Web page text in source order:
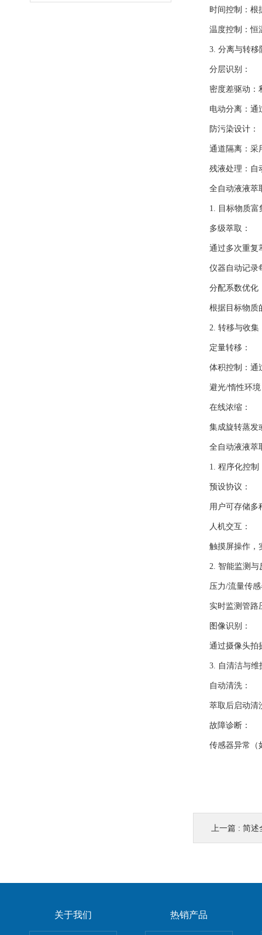
时间控制：根据
温度控制：恒温
3. 分离与转移
分层识别：
密度差驱动：利
电动分离：通过
防污染设计：
通道隔离：采用
残液处理：自动
全自动液液萃
1. 目标物质富
多级萃取：
通过多次重复萃
仪器自动记录每
分配系数优化
根据目标物质的
2. 转移与收集
定量转移：
体积控制：通过
避光/惰性环境
在线浓缩：
集成旋转蒸发或
全自动液液萃
1. 程序化控制
预设协议：
用户可存储多种
人机交互：
触摸屏操作，实
2. 智能监测与
压力/流量传感
实时监测管路压
图像识别：
通过摄像头拍摄
3. 自清洁与维
自动清洗：
萃取后启动清洗
故障诊断：
传感器异常（如
上一篇 : 简述
关于我们 热销产品